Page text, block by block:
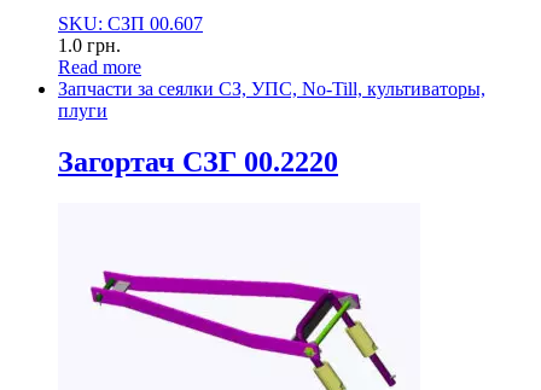
SKU: СЗП 00.607
1.0 грн.
Read more
Запчасти за сеялки СЗ, УПС, No-Till, культиваторы,
плуги
Загортач СЗГ 00.2220